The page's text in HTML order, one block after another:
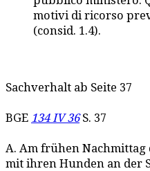
motivi di ricorso
(consid. 1.4).
Sachverhalt ab Seite 37
BGE 134 IV 36S. 37
A. Am frühen Nachmittag
mit ihren Hunden an der